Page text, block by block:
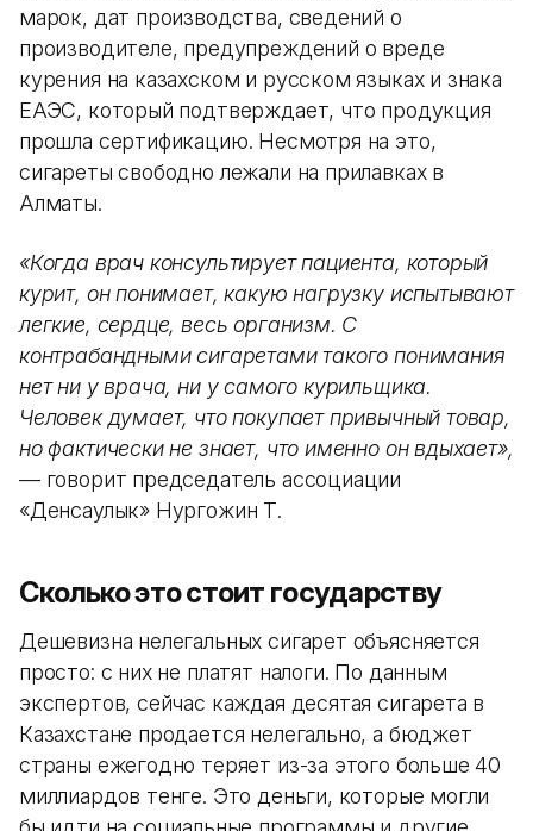
марок, дат производства, сведений о
производителе, предупреждений о вреде
курения на казахском и русском языках и знака
ЕАЭС, который подтверждает, что продукция
прошла сертификацию. Несмотря на это,
сигареты свободно лежали на прилавках в
Алматы.
«Когда врач консультирует пациента, который
курит, он понимает, какую нагрузку испытывают
легкие, сердце, весь организм. С
контрабандными сигаретами такого понимания
нет ни у врача, ни у самого курильщика.
Человек думает, что покупает привычный товар,
но фактически не знает, что именно он вдыхает»,
— говорит председатель ассоциации
«Денсаулык» Нургожин Т.
Сколько это стоит государству
Дешевизна нелегальных сигарет объясняется
просто: с них не платят налоги. По данным
экспертов, сейчас каждая десятая сигарета в
Казахстане продается нелегально, а бюджет
страны ежегодно теряет из-за этого больше 40
миллиардов тенге. Это деньги, которые могли